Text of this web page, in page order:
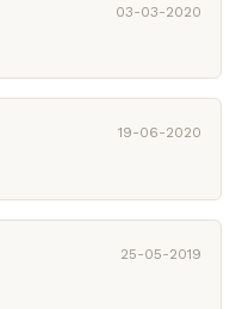
03-03-2020
19-06-2020
25-05-2019